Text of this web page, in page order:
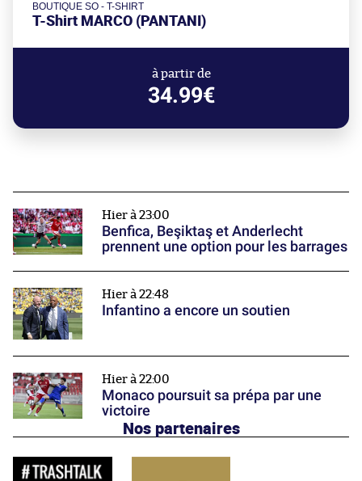
BOUTIQUE SO - T-SHIRT
T-Shirt MARCO (PANTANI)
à partir de
34.99€
Hier à 23:00
Benfica, Beşiktaş et Anderlecht
prennent une option pour les barrages
Hier à 22:48
Infantino a encore un soutien
Hier à 22:00
Monaco poursuit sa prépa par une
victoire
Nos partenaires